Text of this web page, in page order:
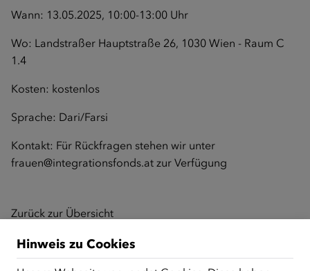
Wann: 13.05.2025, 10:00-13:00 Uhr
Wo: Landstraßer Hauptstraße 26, 1030 Wien - Raum C
1.4
Kosten: kostenlos
Sprache: Dari/Farsi
Kontakt: Für Rückfragen stehen wir unter
frauen@integrationsfonds.at zur Verfügung
Zurück zur Übersicht
Hinweis zu Cookies